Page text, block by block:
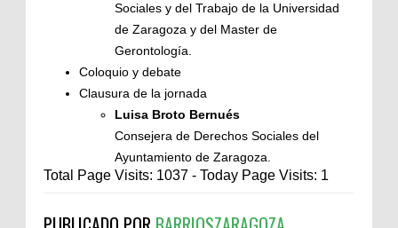
Sociales y del Trabajo de la Universidad
de Zaragoza y del Master de
Gerontología.
Coloquio y debate
Clausura de la jornada
Luisa Broto Bernués
Consejera de Derechos Sociales del
Ayuntamiento de Zaragoza.
Total Page Visits: 1037 - Today Page Visits: 1